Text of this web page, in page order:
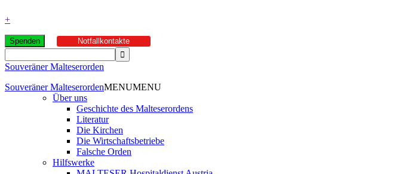
+
Spenden Notfallkontakte
Souveräner Malteserorden
Souveräner MalteserordenMENUMENU
Über uns
Geschichte des Malteserordens
Literatur
Die Kirchen
Die Wirtschaftsbetriebe
Falsche Orden
Hilfswerke